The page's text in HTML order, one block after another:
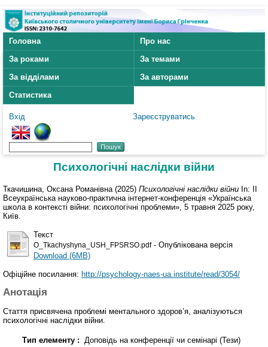
Головна
Про нас
За роками
За темами
За відділами
За авторами
Статистика
Вхід Зареєструватись
Психологічні наслідки війни
Ткачишина, Оксана Романівна (2025) Психологічні наслідки війни In: ІІ
Всеукраїнська науково-практична інтернет-конференція «Українська
школа в контексті війни: психологічні проблеми», 5 травня 2025 року,
Київ.
Текст
O_Tkachyshyna_USH_FPSRSO.pdf- Опублікована версія
Download (6MB)
Офіційне посилання: http://psychology-naes-ua.institute/read/3054/
Анотація
Стаття присвячена проблемі ментального здоров’я, аналізуються
психологічні наслідки війни.
Тип елементу : Доповідь на конференції чи семінарі (Тези)